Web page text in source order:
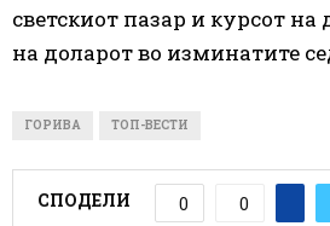
светскиот пазар и курсот на
на доларот во изминатите
ГОРИВА ТОП-ВЕСТИ
СПОДЕЛИ 0 0